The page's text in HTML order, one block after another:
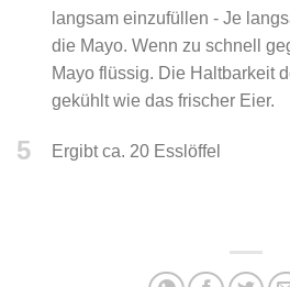
langsam einzufüllen - Je
die Mayo. Wenn zu schnell
Mayo flüssig. Die Haltbarkeit
gekühlt wie das frischer Eier.
5 Ergibt ca. 20 Esslöffel